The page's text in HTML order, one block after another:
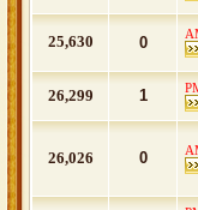
0
25,630
1
26,299
0
26,026